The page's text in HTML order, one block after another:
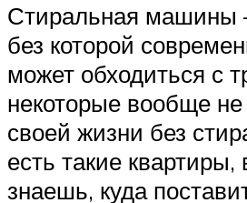
Стиральная машины
без которой
может обходиться с
некоторые вообще
своей жизни без
есть такие квартиры,
знаешь, куда